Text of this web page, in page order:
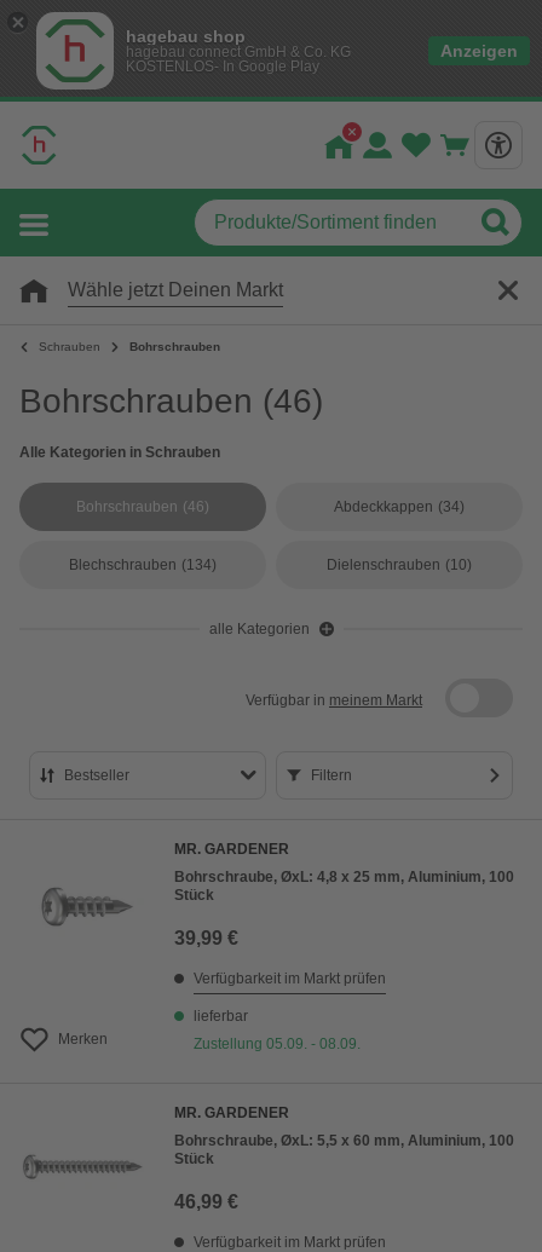
hagebau shop
hagebau connect GmbH & Co. KG
KOSTENLOS- In Google Play
Anzeigen
Wähle jetzt Deinen Markt
Schrauben Bohrschrauben
Bohrschrauben (46)
Alle Kategorien in Schrauben
Bohrschrauben (46) Abdeckkappen (34)
Blechschrauben (134) Dielenschrauben (10)
alle Kategorien
Verfügbar in meinem Markt
Bestseller
Preis aufsteigend
Preis absteigend
Filtern
Merken
MR. GARDENER
Bohrschraube, ØxL: 4,8 x 25 mm, Aluminium, 100
Stück
39,99 €
Verfügbarkeit im Markt prüfen
lieferbar
Zustellung 05.09. - 08.09.
MR. GARDENER
Bohrschraube, ØxL: 5,5 x 60 mm, Aluminium, 100
Stück
46,99 €
Verfügbarkeit im Markt prüfen